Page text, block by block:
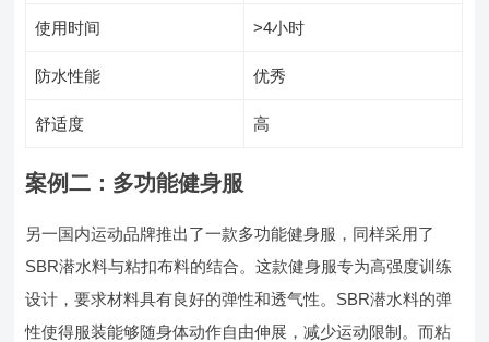
使用时间 >4小时
防水性能 优秀
舒适度 高
案例二：多功能健身服
另一国内运动品牌推出了一款多功能健身服，同样采用了
SBR潜水料与粘扣布料的结合。这款健身服专为高强度训练
设计，要求材料具有良好的弹性和透气性。SBR潜水料的弹
性使得服装能够随身体动作自由伸展，减少运动限制。而粘